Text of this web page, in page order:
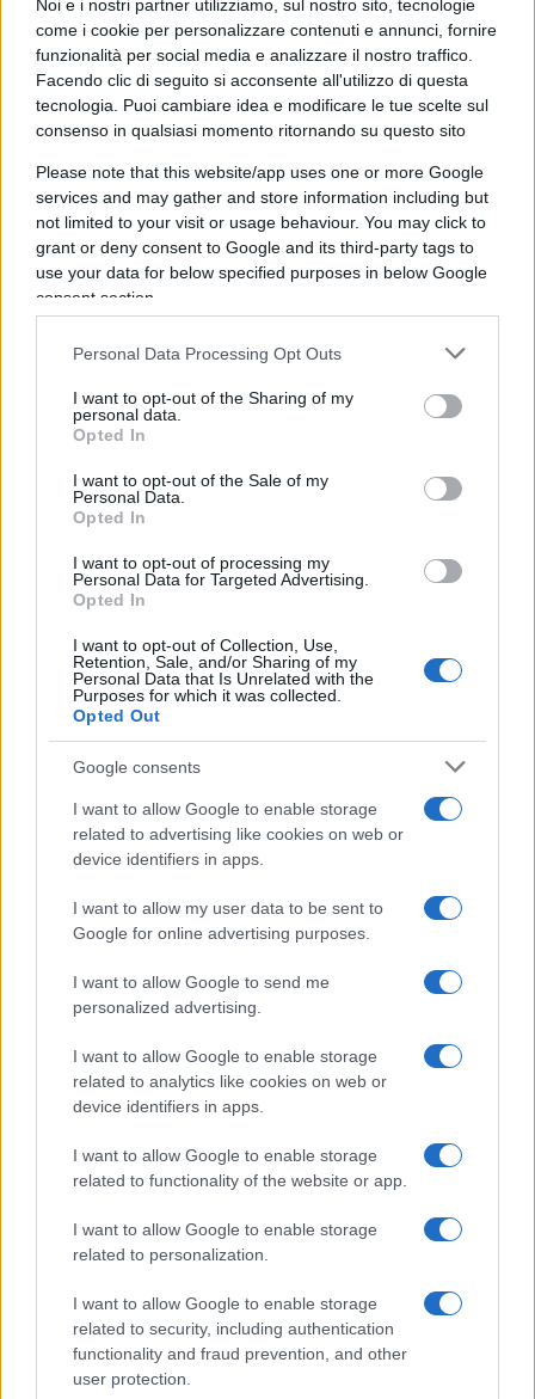
Noi e i nostri partner utilizziamo, sul nostro sito, tecnologie
come i cookie per personalizzare contenuti e annunci, fornire
funzionalità per social media e analizzare il nostro traffico.
Facendo clic di seguito si acconsente all'utilizzo di questa
tecnologia. Puoi cambiare idea e modificare le tue scelte sul
consenso in qualsiasi momento ritornando su questo sito
Please note that this website/app uses one or more Google
services and may gather and store information including but
not limited to your visit or usage behaviour. You may click to
grant or deny consent to Google and its third-party tags to
use your data for below specified purposes in below Google
consent section.
Personal Data Processing Opt Outs
I want to opt-out of the Sharing of my
personal data.
Opted In
I want to opt-out of the Sale of my
Personal Data.
Opted In
I want to opt-out of processing my
Personal Data for Targeted Advertising.
Opted In
I want to opt-out of Collection, Use,
Retention, Sale, and/or Sharing of my
Personal Data that Is Unrelated with the
Purposes for which it was collected.
Opted Out
Google consents
I want to allow Google to enable storage
related to advertising like cookies on web or
device identifiers in apps.
I want to allow my user data to be sent to
Google for online advertising purposes.
I want to allow Google to send me
personalized advertising.
I want to allow Google to enable storage
related to analytics like cookies on web or
device identifiers in apps.
I want to allow Google to enable storage
related to functionality of the website or app.
I want to allow Google to enable storage
related to personalization.
I want to allow Google to enable storage
related to security, including authentication
functionality and fraud prevention, and other
user protection.
condizione rientra in ciò che lo Stato amabilmente
definisce “danni collaterali”.
Come anche saranno “danni collaterali” i pochi
ragazzi che – statisticamente è assai probabile –
avranno conseguenze gravi in seguito
all’inoculazione, a fronte di una probabilità molto
più bassa di avere complicazioni in seguito
all’infezione. Ma nemmeno questo mi turba: lo
più è un sacrificioche viene giustificato dai molti
meno morti tra la popolazione più anziana, della
quale in nostri politici casualmente fanno parte.
E le confesso che, avendone già viste di tutti i
colori, non mi scompongo nemmeno per la
decisione di obbligare a firmare un consenso
conto che un contenzioso sul risarcimento dei
danni per tutti coloro che subissero conseguenze
più o meno gravi intaserebbe le aule dei tribunali
e prosciugherebbe le casse statali.
Sa cos’è che mi angoscia?
stanno usando la paura.
#CORONAVIRUS #COVID
#PAURA
Pagina
Precedente
Leggi i commenti
SEDUTE SATIRICHE
Vignetta del 04/08/2026